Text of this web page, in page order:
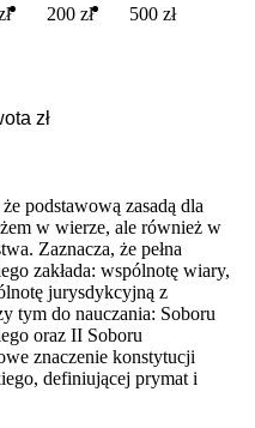
200 zł 500 zł
podstawową zasadą dla
w wierze, ale również w
Zaznacza, że pełna
zakłada: wspólnotę wiary,
jurysdykcyjną z
tym do nauczania: Soboru
oraz II Soboru
znaczenie konstytucji
definiującej prymat i